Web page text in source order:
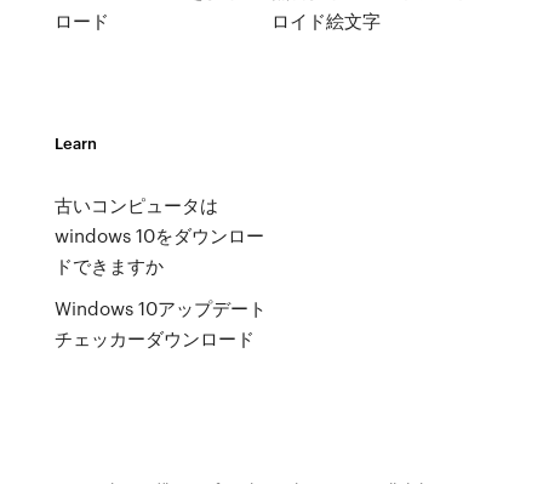
ロード
ロイド絵文字
Learn
古いコンピュータは
windows 10をダウンロー
ドできますか
Windows 10アップデート
チェッカーダウンロード